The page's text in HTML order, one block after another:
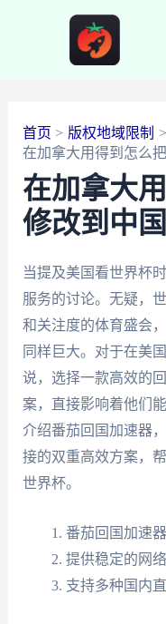
首页
版权地域限制
在加拿大用得到怎么
在加拿大
修改到中
当提及美国看世界杯
服务的讨论。无疑，
和关注度的体育盛会
同样巨大。对于在美
说，选择一款高效的
案，直接影响着他们
介绍番茄回国加速器
接的双重高效方案，
世界杯。
番茄回国加速
提供稳定的网
支持多种国内